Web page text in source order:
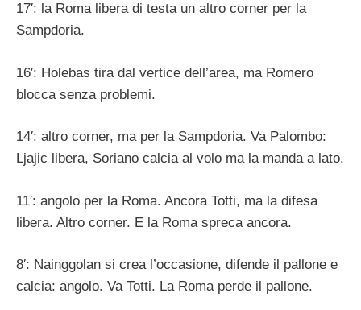
17′: la Roma libera di testa un altro corner per la
Sampdoria.
16′: Holebas tira dal vertice dell’area, ma Romero
blocca senza problemi.
14′: altro corner, ma per la Sampdoria. Va Palombo:
Ljajic libera, Soriano calcia al volo ma la manda a lato.
11′: angolo per la Roma. Ancora Totti, ma la difesa
libera. Altro corner. E la Roma spreca ancora.
8′: Nainggolan si crea l’occasione, difende il pallone e
calcia: angolo. Va Totti. La Roma perde il pallone.